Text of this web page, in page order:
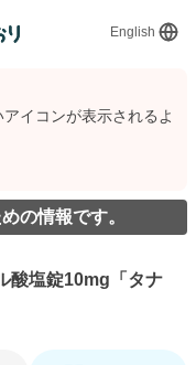
English
イコンが表示されるよ
の情報です。
酸塩錠10mg「タナ